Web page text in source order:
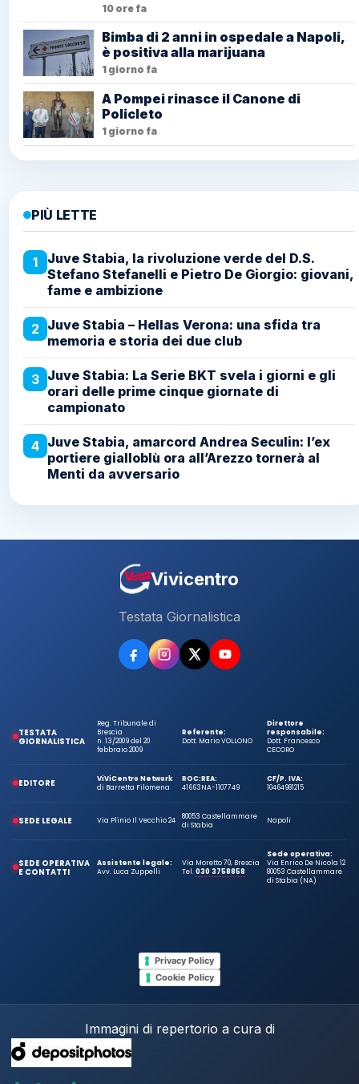
10 ore fa
Bimba di 2 anni in ospedale a Napoli,
è positiva alla marijuana
1 giorno fa
A Pompei rinasce il Canone di
Policleto
1 giorno fa
PIÙ LETTE
1
Juve Stabia, la rivoluzione verde del D.S.
Stefano Stefanelli e Pietro De Giorgio: giovani,
fame e ambizione
2 Juve Stabia – Hellas Verona: una sfida tra
memoria e storia dei due club
3 Juve Stabia: La Serie BKT svela i giorni e gli
orari delle prime cinque giornate di
campionato
4 Juve Stabia, amarcord Andrea Seculin: l’ex
portiere gialloblù ora all’Arezzo tornerà al
Menti da avversario
Vivicentro
Testata Giornalistica
TESTATA
GIORNALISTICA
Reg. Tribunale di
Brescia
n. 13/2009 del 20
febbraio 2009
Referente:
Dott. Mario VOLLONO
Direttore
responsabile:
Dott. Francesco
CECORO
EDITORE
ViViCentro Network
di Barretta Filomena
ROC:
41663
REA:
NA-1107749
CF/P. IVA:
10464981215
SEDE LEGALE Via Plinio Il Vecchio 24
80053 Castellammare
di Stabia
Napoli
SEDE OPERATIVA
E CONTATTI
Assistente legale:
Avv. Luca Zuppelli
Via Moretto 70, Brescia
Tel.030 3758858
Sede operativa:
Via Enrico De Nicola 12
80053 Castellammare
di Stabia (NA)
Privacy Policy
Cookie Policy
Immagini di repertorio a cura di